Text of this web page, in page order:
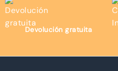
Devolución gratuita